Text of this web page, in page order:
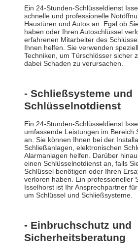
Ein 24-Stunden-Schlüsseldienst
schnelle und professionelle
Haustüren und Autos an. Egal ob
haben oder Ihren Autoschlüssel
erfahrenen Mitarbeiter des
Ihnen helfen. Sie verwenden
Techniken, um Türschlösser sicher
dabei Schaden zu verursachen.
- Schließsysteme und
Schlüsselnotdienst
Ein 24-Stunden-Schlüsseldienst
umfassende Leistungen im Bereich
an. Sie können Ihnen bei der
Schließanlagen, elektronischen
Alarmanlagen helfen. Darüber
einen Schlüsselnotdienst an, falls
Schlüssel benötigen oder Ihren
verloren haben. Ein professioneller
Isselhorst ist Ihr Ansprechpartner
um Schlüssel und Schließsysteme.
- Einbruchschutz und
Sicherheitsberatung